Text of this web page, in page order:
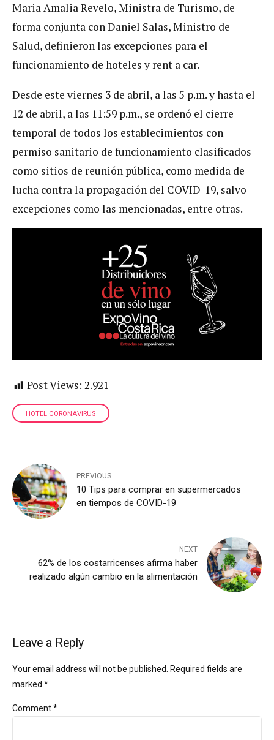
Maria Amalia Revelo, Ministra de Turismo, de
forma conjunta con Daniel Salas, Ministro de
Salud, definieron las excepciones para el
funcionamiento de hoteles y rent a car.
Desde este viernes 3 de abril, a las 5 p.m. y hasta el
12 de abril, a las 11:59 p.m., se ordenó el cierre
temporal de todos los establecimientos con
permiso sanitario de funcionamiento clasificados
como sitios de reunión pública, como medida de
lucha contra la propagación del COVID-19, salvo
excepciones como las mencionadas, entre otras.
Post Views: 2.921
HOTEL CORONAVIRUS
PREVIOUS
10 Tips para comprar en supermercados
en tiempos de COVID-19
NEXT
62% de los costarricenses afirma haber
realizado algún cambio en la alimentación
Leave a Reply
Your email address will not be published. Required fields are
marked *
Comment*